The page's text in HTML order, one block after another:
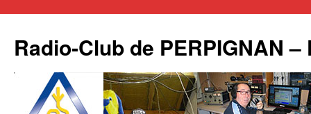
Radio-Club de PERPIGNAN –